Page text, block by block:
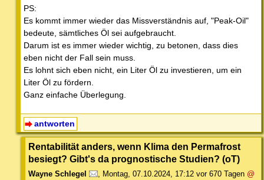
PS:
Es kommt immer wieder das Missverständnis auf, "Peak-Oil"
bedeute, sämtliches Öl sei aufgebraucht.
Darum ist es immer wieder wichtig, zu betonen, dass dies
eben nicht der Fall sein muss.
Es lohnt sich eben nicht, ein Liter Öl zu investieren, um ein
Liter Öl zu fördern.
Ganz einfache Überlegung.
antworten
Rentabilität anders, wenn Klima den Permafrost
besiegt? Gibt's da prognostische Studien? (oT)
Wayne Schlegel , Montag, 07.10.2024, 17:12 vor 670 Tagen @